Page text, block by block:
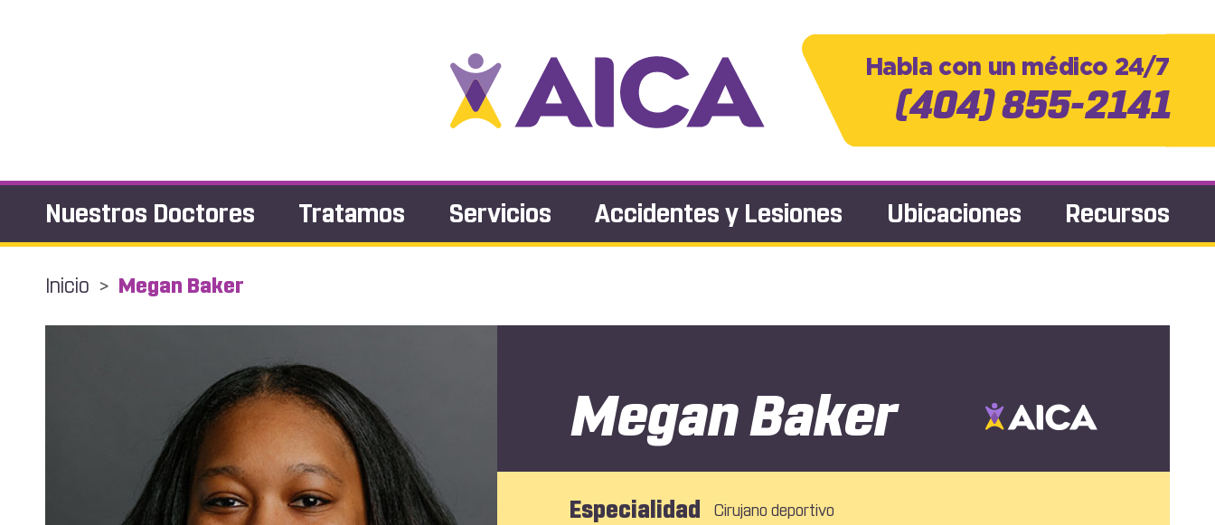
Habla con un médico 24/7
(404) 855-2141
Nuestros Doctores Tratamos Servicios Accidentes y Lesiones Ubicaciones Recursos
Inicio > Megan Baker
Megan Baker
Especialidad Cirujano deportivo